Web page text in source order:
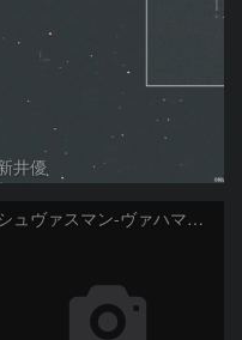
井優
シュヴァスマン-ヴァハマン彗星 ( 29P )：2026/05/18